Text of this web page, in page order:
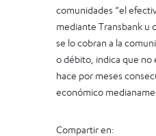
comunidades “el
mediante Transbank u
se lo cobran a la
o débito, indica que no
hace por meses
económico
Compartir en: